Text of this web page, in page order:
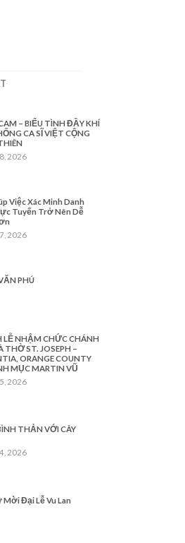
– BIỂU TÌNH ĐẦY KHÍ
CA SĨ VIỆT CỘNG
2026
Việc Xác Minh Danh
Tuyến Trở Nên Dễ
2026
PHÚ
LỄ NHẬM CHỨC CHÁNH
THỜ ST. JOSEPH –
ORANGE COUNTY
MỤC MARTIN VŨ
2026
THẢN VỚI CÂY
2026
Đại Lễ Vu Lan